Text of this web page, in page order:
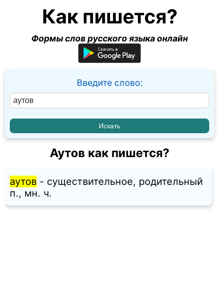
Как пишется?
Формы слов русского языка онлайн
Введите слово:
Аутов как пишется?
аутов - существительное, родительный
п., мн. ч.